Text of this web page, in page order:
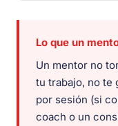
Lo que un
Un mentor no
tu trabajo, no te
por sesión (si
coach o un